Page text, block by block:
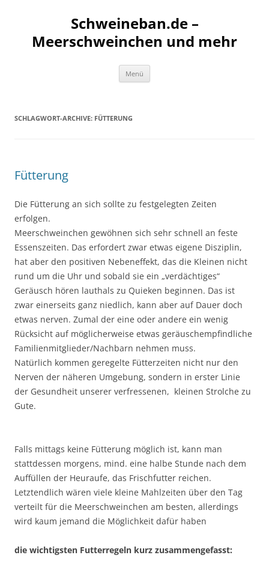
Schweineban.de –
Meerschweinchen und mehr
Menü
SCHLAGWORT-ARCHIVE: FÜTTERUNG
Fütterung
Die Fütterung an sich sollte zu festgelegten Zeiten
erfolgen.
Meerschweinchen gewöhnen sich sehr schnell an feste
Essenszeiten. Das erfordert zwar etwas eigene Disziplin,
hat aber den positiven Nebeneffekt, das die Kleinen nicht
rund um die Uhr und sobald sie ein „verdächtiges“
Geräusch hören lauthals zu Quieken beginnen. Das ist
zwar einerseits ganz niedlich, kann aber auf Dauer doch
etwas nerven. Zumal der eine oder andere ein wenig
Rücksicht auf möglicherweise etwas geräuschempfindliche
Familienmitglieder/Nachbarn nehmen muss.
Natürlich kommen geregelte Fütterzeiten nicht nur den
Nerven der näheren Umgebung, sondern in erster Linie
der Gesundheit unserer verfressenen, kleinen Strolche zu
Gute.
Falls mittags keine Fütterung möglich ist, kann man
stattdessen morgens, mind. eine halbe Stunde nach dem
Auffüllen der Heuraufe, das Frischfutter reichen.
Letztendlich wären viele kleine Mahlzeiten über den Tag
verteilt für die Meerschweinchen am besten, allerdings
wird kaum jemand die Möglichkeit dafür haben
die wichtigsten Futterregeln kurz zusammengefasst: